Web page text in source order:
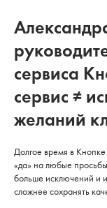
сервиса
сервис ≠
желаний
Долгое время в
«да» на любые
больше исключений и
сложнее сохранять